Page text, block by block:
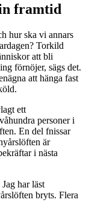
framtid
hur ska vi annars
Torkild
att bli
förnöjer, sägs det.
att hänga fast
ett
personer i
En del fnissar
är
i nästa
har läst
bryts. Flera